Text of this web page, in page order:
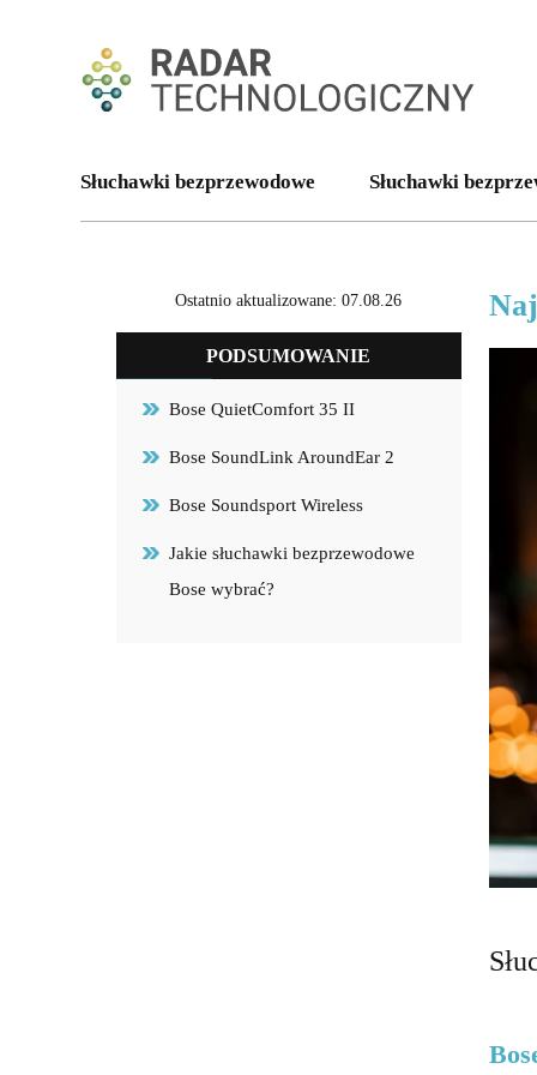
Słuchawki bezprzewodowe Słuchawki
Ostatnio aktualizowane: 07.08.26
PODSUMOWANIE
Bose QuietComfort 35 II
Bose SoundLink AroundEar 2
Bose Soundsport Wireless
Jakie słuchawki bezprzewodowe
Bose wybrać?